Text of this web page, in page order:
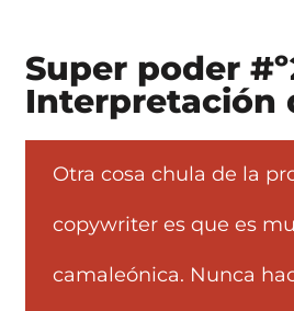
Super poder
Interpretación
Otra cosa chula de la
copywriter es que es
camaleónica. Nunca